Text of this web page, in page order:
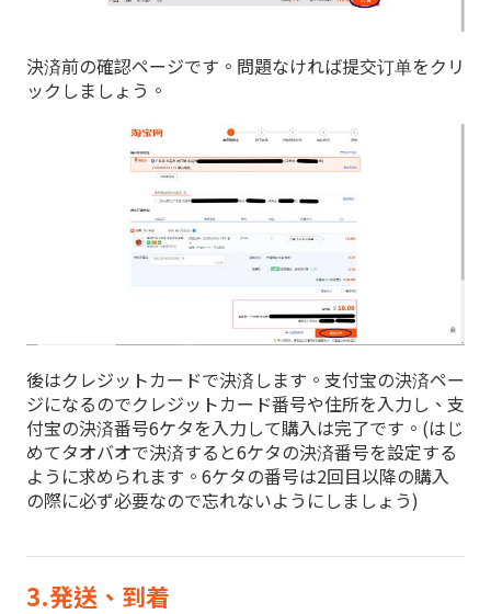
決済前の確認ページです。問題なければ提交订单をクリ
ックしましょう。
後はクレジットカードで決済します。支付宝の決済ペー
ジになるのでクレジットカード番号や住所を入力し、支
付宝の決済番号6ケタを入力して購入は完了です。(はじ
めてタオバオで決済すると6ケタの決済番号を設定する
ように求められます。6ケタの番号は2回目以降の購入
の際に必ず必要なので忘れないようにしましょう)
3.発送、到着